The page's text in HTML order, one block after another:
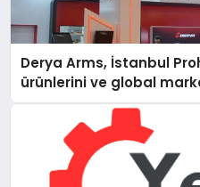
Derya Arms, İstanbul
ürünlerini ve global